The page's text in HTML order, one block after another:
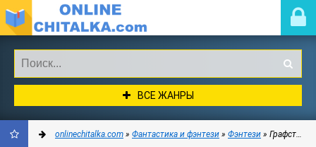
ВСЕ ЖАНРЫ
onlinechitalka.com » Фантастика и фэнтези » Фэнтези » Графство Дюбуа - Которова Ольга